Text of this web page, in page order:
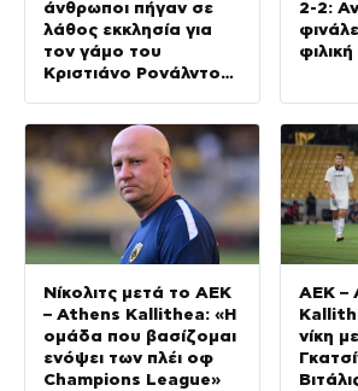
άνθρωποι πήγαν σε
λάθος εκκλησία για
τον γάμο του
Κριστιάνο Ρονάλντο
Πορτογάλο
2-2:
Νίκολιτς μετά το ΑΕΚ
– Athens Kallithea: «Η
ομάδα που βασίζομαι
ενόψει των πλέι οφ
Champions League»
ΑΕΚ –
νίκη